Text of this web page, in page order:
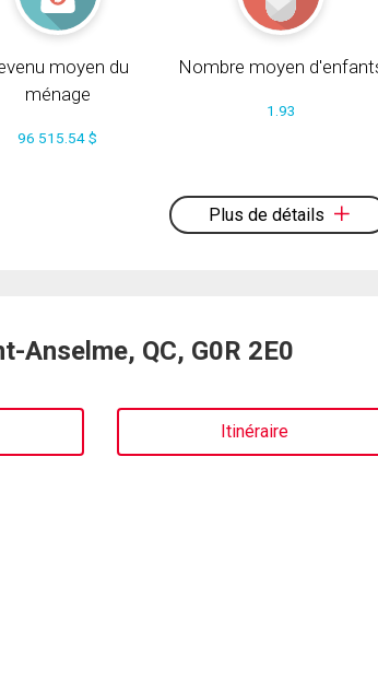
moyen du
ménage
96 515.54 $
Nombre moyen
1.93
Plus de détails
Anselme, QC, G0R 2E0
Itinéraire